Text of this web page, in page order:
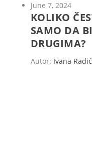
June 7, 2024
KOLIKO
SAMO DA
DRUGIMA?
Autor: Ivana Radić